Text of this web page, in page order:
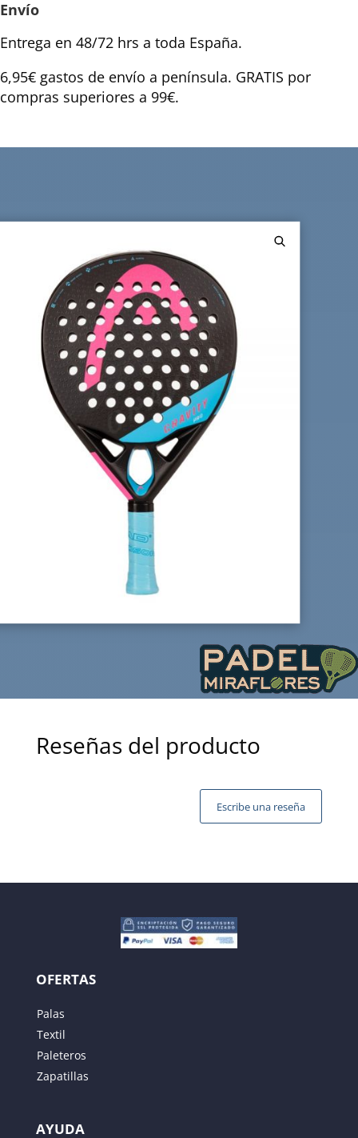
Envío
Entrega en 48/72 hrs a toda España.
6,95€ gastos de envío a península. GRATIS por
compras superiores a 99€.
Reseñas del producto
Escribe una reseña
OFERTAS
Palas
Textil
Paleteros
Zapatillas
AYUDA